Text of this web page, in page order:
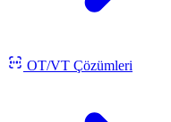
OT/VT Çözümleri